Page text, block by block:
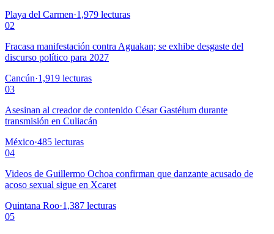
Playa del Carmen·1,979 lecturas
02
Fracasa manifestación contra Aguakan; se exhibe desgaste del
discurso político para 2027
Cancún·1,919 lecturas
03
Asesinan al creador de contenido César Gastélum durante
transmisión en Culiacán
México·485 lecturas
04
Videos de Guillermo Ochoa confirman que danzante acusado de
acoso sexual sigue en Xcaret
Quintana Roo·1,387 lecturas
05